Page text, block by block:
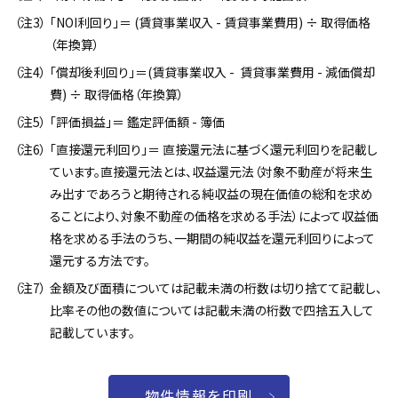
「NOI利回り」＝ (賃貸事業収入 - 賃貸事業費用) ÷ 取得価格
（年換算）
「償却後利回り」＝(賃貸事業収入 -  賃貸事業費用 - 減価償却
費) ÷ 取得価格（年換算）
「評価損益」＝ 鑑定評価額 - 簿価
「直接還元利回り」＝ 直接還元法に基づく還元利回りを記載し
ています。直接還元法とは、収益還元法（対象不動産が将来生
み出すであろうと期待される純収益の現在価値の総和を求め
ることにより、対象不動産の価格を求める手法）によって収益価
格を求める手法のうち、一期間の純収益を還元利回りによって
還元する方法です。
金額及び面積については記載未満の桁数は切り捨てて記載し、
比率その他の数値については記載未満の桁数で四捨五入して
記載しています。